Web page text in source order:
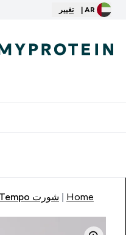
AR | تغيير
Home شورت Tempo ملتصق بالجلد من MP للرجال - لون أسود